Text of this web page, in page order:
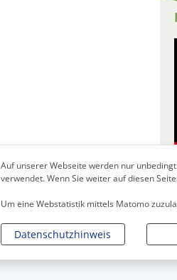
Auf unserer Webseite werden nur
verwendet. Wenn Sie weiter auf diesen
Um eine Webstatistik mittels Matomo
Datenschutzhinweis
Impressum